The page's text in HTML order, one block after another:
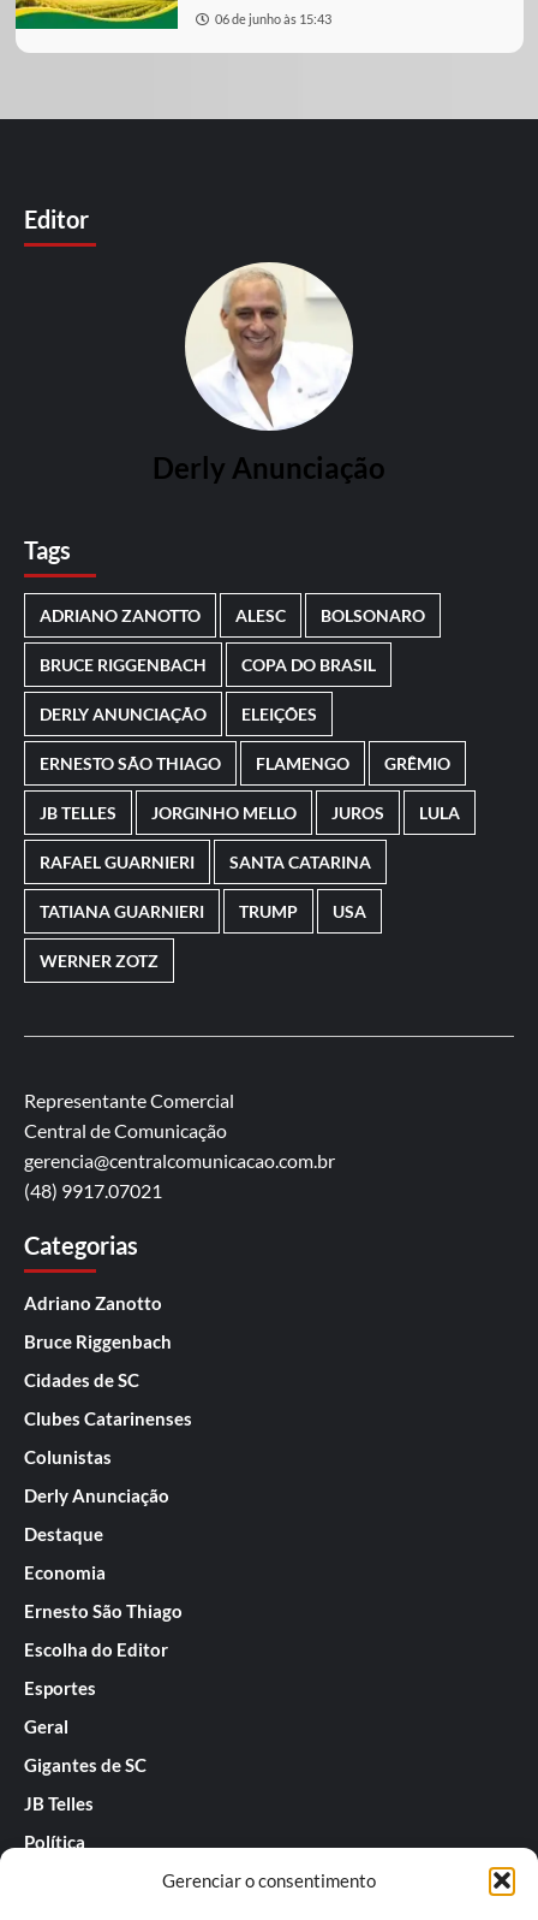
Gerenciar o consentimento
06 de junho às 15:43
Editor
Derly Anunciação
Tags
ADRIANO ZANOTTO ALESC BOLSONARO
BRUCE RIGGENBACH COPA DO BRASIL
DERLY ANUNCIAÇÃO ELEIÇÕES
ERNESTO SÃO THIAGO FLAMENGO GRÊMIO
JB TELLES JORGINHO MELLO JUROS LULA
RAFAEL GUARNIERI SANTA CATARINA
TATIANA GUARNIERI TRUMP USA
WERNER ZOTZ
Representante Comercial
Central de Comunicação
gerencia@centralcomunicacao.com.br
(48) 9917.07021
Categorias
Adriano Zanotto
Bruce Riggenbach
Cidades de SC
Clubes Catarinenses
Colunistas
Derly Anunciação
Destaque
Economia
Ernesto São Thiago
Escolha do Editor
Esportes
Geral
Gigantes de SC
JB Telles
Política